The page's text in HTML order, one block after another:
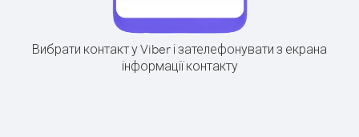
Вибрати контакт у Viber і зателефонувати з екрана
інформації контакту